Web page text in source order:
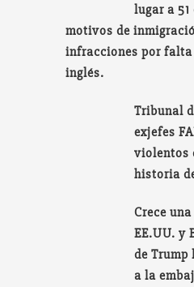
lugar a
motivos de
infracciones por
inglés.
Tribunal
exjefes
violentos
historia
Crece
EE.UU. y
de
a la